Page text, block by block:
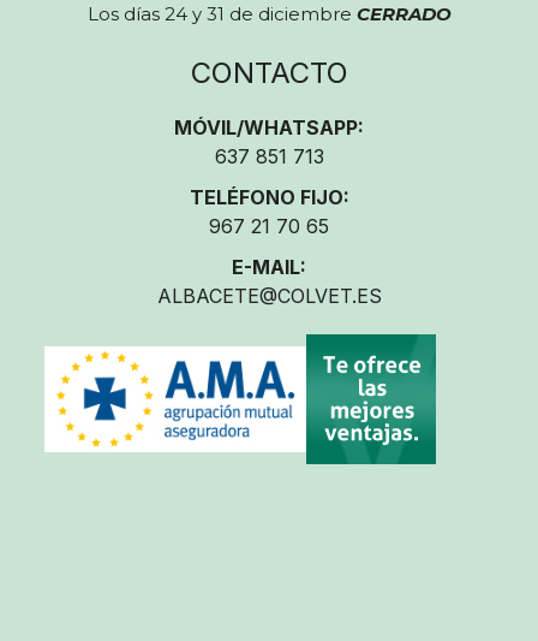
Los días 24 y 31 de diciembre CERRADO
CONTACTO
MÓVIL/WHATSAPP:
637 851 713
TELÉFONO FIJO:
967 21 70 65
E-MAIL:
ALBACETE@COLVET.ES